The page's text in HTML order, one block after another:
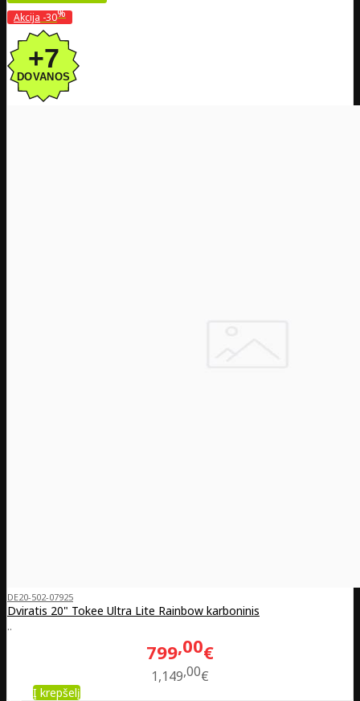
Akcija -30%
DE20-502-07925
Dviratis 20" Tokee Ultra Lite Rainbow karboninis
..
799 00€
1,149 00€
Į krepšelį